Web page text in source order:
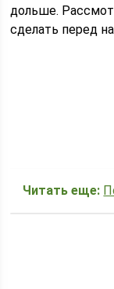
дольше.
сделать перед
Читать еще: